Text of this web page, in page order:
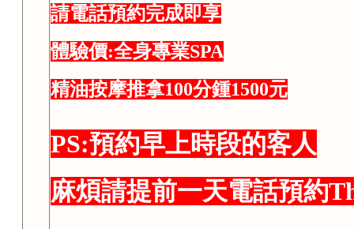
請電話預約完成即享
體驗價:全身專業SPA
精油按摩推拿100分鍾1500元
PS:預約早上時段的客人
麻煩請提前一天電話預約